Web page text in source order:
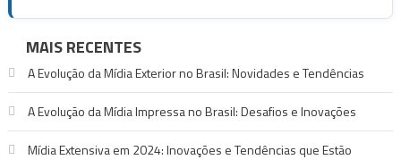
MAIS RECENTES
A Evolução da Mídia Exterior no Brasil: Novidades e Tendências
A Evolução da Mídia Impressa no Brasil: Desafios e Inovações
Mídia Extensiva em 2024: Inovações e Tendências que Estão